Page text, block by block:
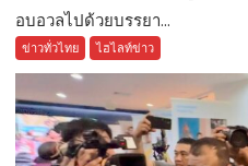
อบอวลไปด้วยบรรยา...
ข่าวทั่วไทย ไฮไลท์ข่าว